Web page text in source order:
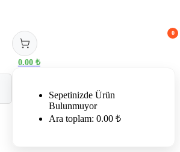
0
0.00 ₺
Sepetinizde Ürün
Bulunmuyor
Ara toplam: 0.00 ₺